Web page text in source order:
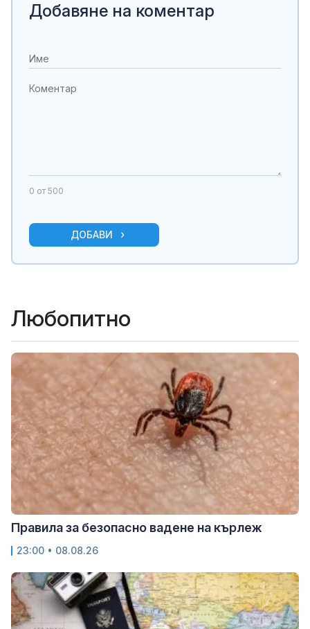
Добавяне на коментар
0 от 500
ДОБАВИ
Любопитно
Правила за безопасно вадене на кърлеж
23:00 • 08.08.26